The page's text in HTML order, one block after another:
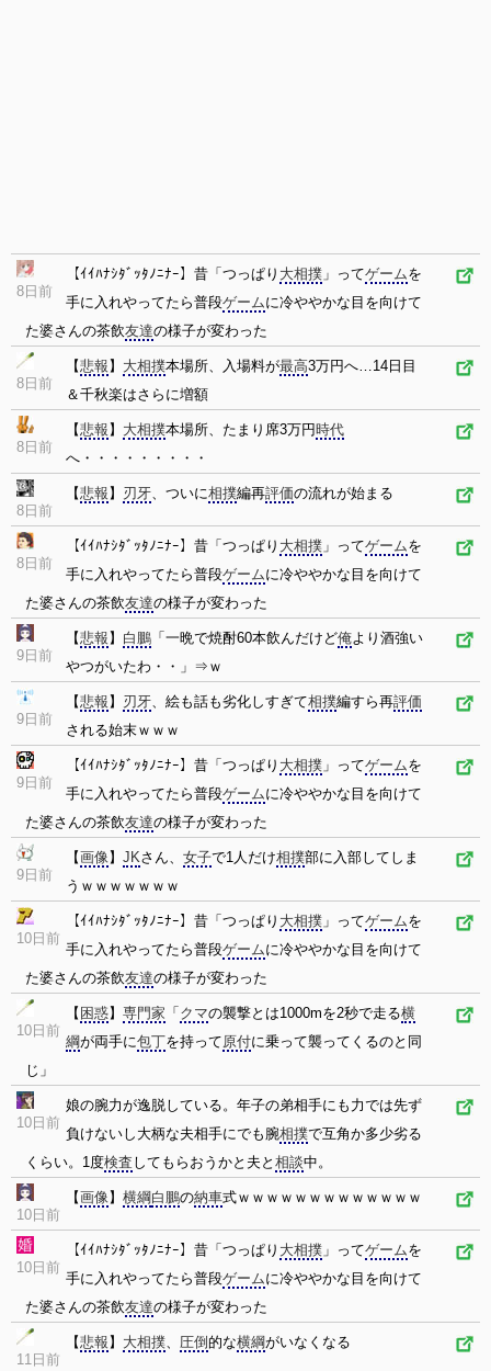
8日前
【ｲｲﾊﾅｼﾀﾞｯﾀﾉﾆﾅｰ】昔「つっぱり 大相撲 」ってゲームを
手に入れやってたら普段ゲームに冷ややかな目を向けて
た婆さんの茶飲友達の様子が変わった
8日前
【悲報 】 大相撲本場所、入場料が最高3万円へ…14日目
＆千秋楽はさらに増額
8日前
【悲報 】 大相撲本場所、たまり席3万円 時代
へ・・・・・・・・・
8日前
【悲報 】 刃牙、ついに相撲編再評価の流れが始まる
8日前
【ｲｲﾊﾅｼﾀﾞｯﾀﾉﾆﾅｰ】昔「つっぱり 大相撲 」ってゲームを
手に入れやってたら普段ゲームに冷ややかな目を向けて
た婆さんの茶飲友達の様子が変わった
9日前
【悲報 】 白鵬 「一晩で焼酎60本飲んだけど俺より酒強い
やつがいたわ・・」⇒ｗ
9日前
【悲報 】 刃牙、絵も話も劣化しすぎて相撲編すら再評価
される始末ｗｗｗ
9日前
【ｲｲﾊﾅｼﾀﾞｯﾀﾉﾆﾅｰ】昔「つっぱり 大相撲 」ってゲームを
手に入れやってたら普段ゲームに冷ややかな目を向けて
た婆さんの茶飲友達の様子が変わった
9日前
【画像】 JKさん、 女子で1人だけ相撲部に入部してしま
うｗｗｗｗｗｗｗ
10日前
【ｲｲﾊﾅｼﾀﾞｯﾀﾉﾆﾅｰ】昔「つっぱり 大相撲 」ってゲームを
手に入れやってたら普段ゲームに冷ややかな目を向けて
た婆さんの茶飲友達の様子が変わった
10日前
【 困惑】 専門家 「 クマの襲撃とは1000mを2秒で走る横
綱が両手に包丁を持って原付に乗って襲ってくるのと同
じ」
10日前
娘の腕力が逸脱している。年子の弟相手にも力では先ず
負けないし大柄な夫相手にでも腕相撲で互角か多少劣る
くらい。1度検査 してもらおうかと夫と 相談中。
10日前
【画像】 横綱白鵬の納車式ｗｗｗｗｗｗｗｗｗｗｗｗｗ
10日前
【ｲｲﾊﾅｼﾀﾞｯﾀﾉﾆﾅｰ】昔「つっぱり 大相撲 」ってゲームを
手に入れやってたら普段ゲームに冷ややかな目を向けて
た婆さんの茶飲友達の様子が変わった
11日前
【悲報 】 大相撲、 圧倒的な横綱がいなくなる